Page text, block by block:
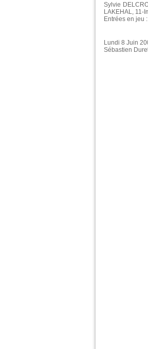
Sylvie
LAKEHAL, 11-
Entrées en jeu
Lundi 8 Juin
Sébastien